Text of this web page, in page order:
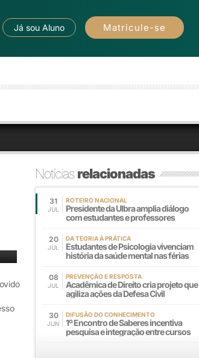
Já sou Aluno Matricule-se
Notíciasrelacionadas
31
JUL
ROTEIRO NACIONAL
Presidente da Ulbra amplia diálogo
com estudantes e professores
20
JUL
DA TEORIA À PRÁTICA
Estudantes de Psicologia vivenciam
história da saúde mental nas férias
08
JUL
PREVENÇÃO E RESPOSTA
Acadêmica de Direito cria projeto que
agiliza ações da Defesa Civil
30
JUN
DIFUSÃO DO CONHECIMENTO
1º Encontro de Saberes incentiva
pesquisa e integração entre cursos